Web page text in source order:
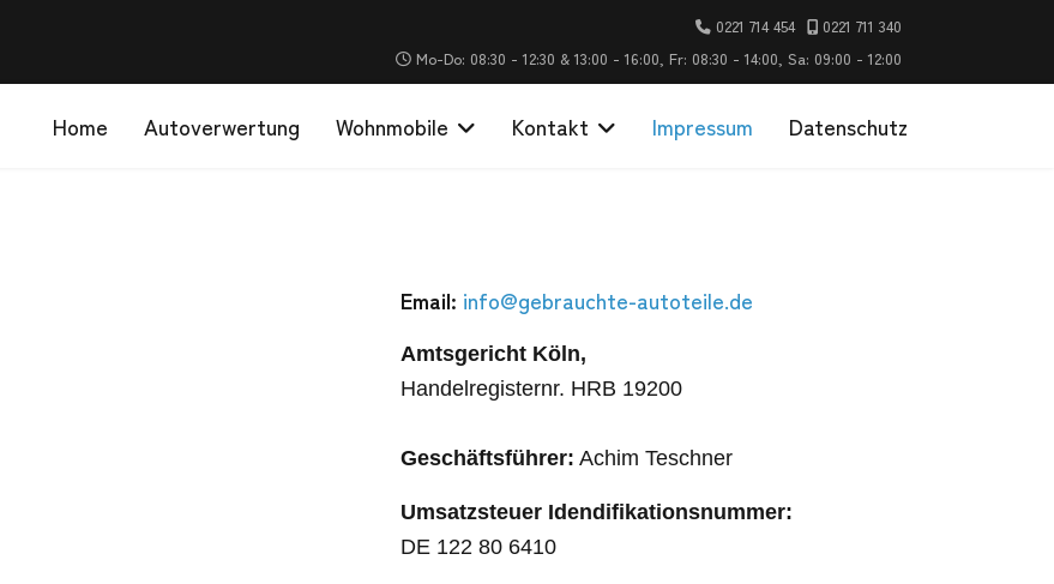
0221 714 454
0221 711 340
Mo-Do: 08:30 - 12:30 & 13:00 - 16:00, Fr: 08:30 - 14:00, Sa: 09:00 - 12:00
Home Autoverwertung Wohnmobile Kontakt Impressum Datenschutz
Email: info@gebrauchte-autoteile.de
Amtsgericht Köln,
Handelregisternr. HRB 19200
Geschäftsführer: Achim Teschner
Umsatzsteuer Idendifikationsnummer:
DE 122 80 6410